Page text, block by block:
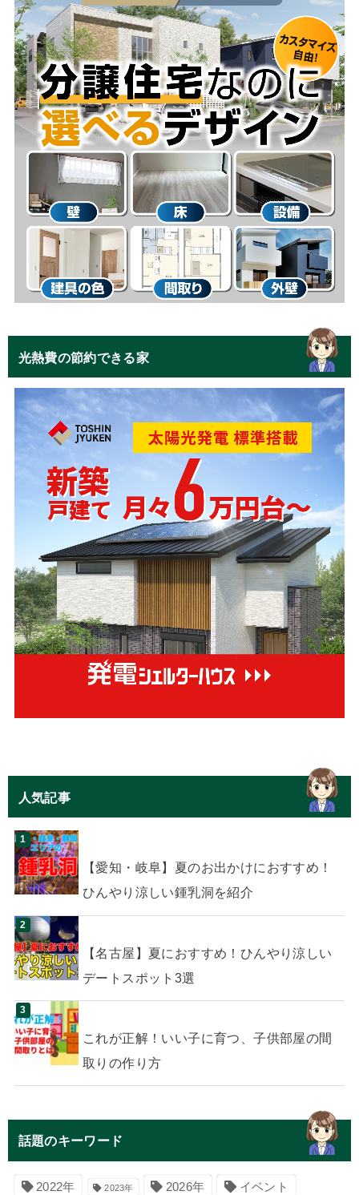
光熱費の節約できる家
人気記事
【愛知・岐阜】夏のお出かけにおすすめ！
ひんやり涼しい鍾乳洞を紹介
【名古屋】夏におすすめ！ひんやり涼しい
デートスポット3選
これが正解！いい子に育つ、子供部屋の間
取りの作り方
話題のキーワード
2022年 2023年 2026年 イベント